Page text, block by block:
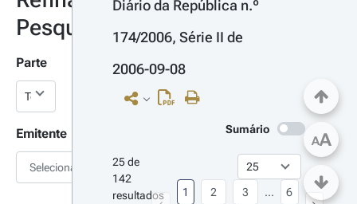
Pesquisa
Parte
Emitente
Selecionar
Diário da República n.º
174/2006, Série II de
2006-09-08
Sumário
25 de
142
resultados
1 2
3
... 6
AA